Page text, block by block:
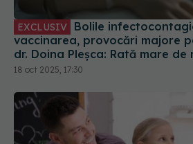
EXCLUSIV
vaccinarea, provocări majore
dr. Doina Pleșca: Rată mare
mortalitate
18 oct 2025, 17:30